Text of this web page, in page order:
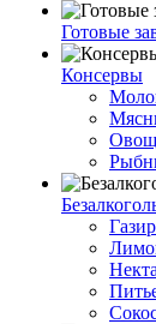
Готовые
Консервы